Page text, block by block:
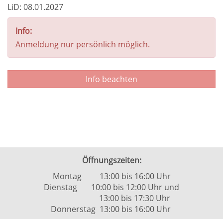
LiD: 08.01.2027
Info:
Anmeldung nur persönlich möglich.
Info beachten
Öffnungszeiten:
Montag 13:00 bis 16:00 Uhr
Dienstag 10:00 bis 12:00 Uhr und
13:00 bis 17:30 Uhr
Donnerstag 13:00 bis 16:00 Uhr